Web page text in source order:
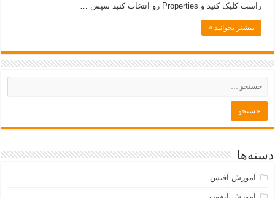
راست کلیک کنید و Properties رو انتخاب کنید سپس …
بیشتر بخوانید »
دسته‌ها
آموزش آفیس